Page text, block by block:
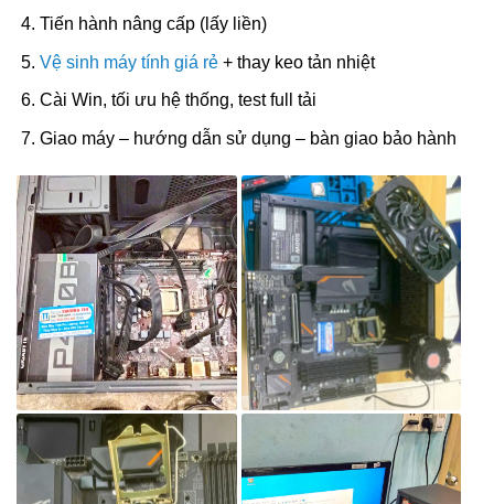
Tiến hành nâng cấp (lấy liền)
Vệ sinh máy tính giá rẻ+ thay keo tản nhiệt
Cài Win, tối ưu hệ thống, test full tải
Giao máy – hướng dẫn sử dụng – bàn giao bảo hành